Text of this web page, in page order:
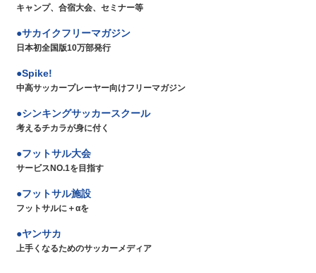
キャンプ、合宿大会、セミナー等
サカイクフリーマガジン
日本初全国版10万部発行
Spike!
中高サッカープレーヤー向けフリーマガジン
シンキングサッカースクール
考えるチカラが身に付く
フットサル大会
サービスNO.1を目指す
フットサル施設
フットサルに＋αを
ヤンサカ
上手くなるためのサッカーメディア